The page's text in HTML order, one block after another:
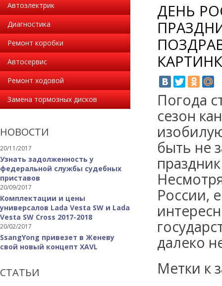
Автоэлектрик
Диагностика
Ремонт коробки
Автосервис
Ремонт ходовой
Замена тормозных дисков
НОВОСТИ
20/11/2017
Узнать задолженность у
федеральной службы судебных
приставов
20/09/2017
Комплектации и цены
универсалов Lada Vesta SW и Lada
Vesta SW Cross 2017-2018
20/02/2017
SsangYong привезет в Женеву
свой новый концепт XAVL
СТАТЬИ
ДЕНЬ
Погода
сезон
быть не
России,
далеко
Метки к